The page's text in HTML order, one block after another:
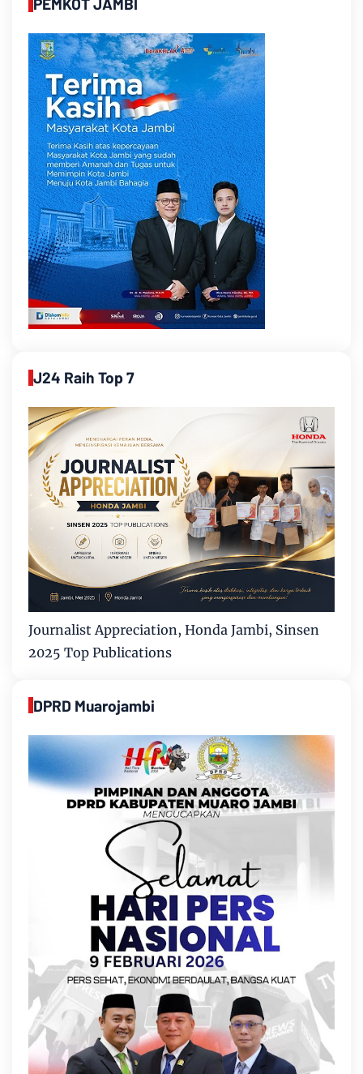
PEMKOT JAMBI
J24 Raih Top 7
Journalist Appreciation, Honda Jambi, Sinsen
2025 Top Publications
DPRD Muarojambi